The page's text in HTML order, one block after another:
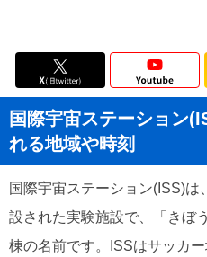
国際宇宙ステーション
れる地域や時刻
国際宇宙ステーション(ISS)
設された実験施設で、「きぼ
棟の名前です。ISSはサッカ